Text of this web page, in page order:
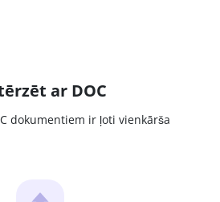
ar DOC
dokumentiem ir ļoti vienkārša